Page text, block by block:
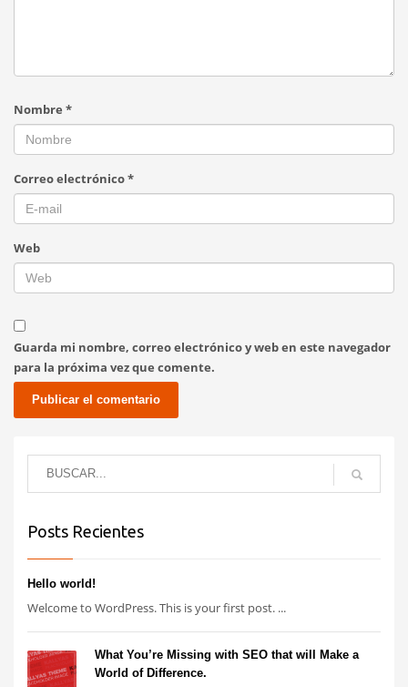
Nombre *
Correo electrónico*
Web
Guarda mi nombre, correo electrónico y web en este navegador
para la próxima vez que comente.
Posts Recientes
Hello world!
Welcome to WordPress. This is your first post. ...
What You’re Missing with SEO that will Make a
World of Difference.